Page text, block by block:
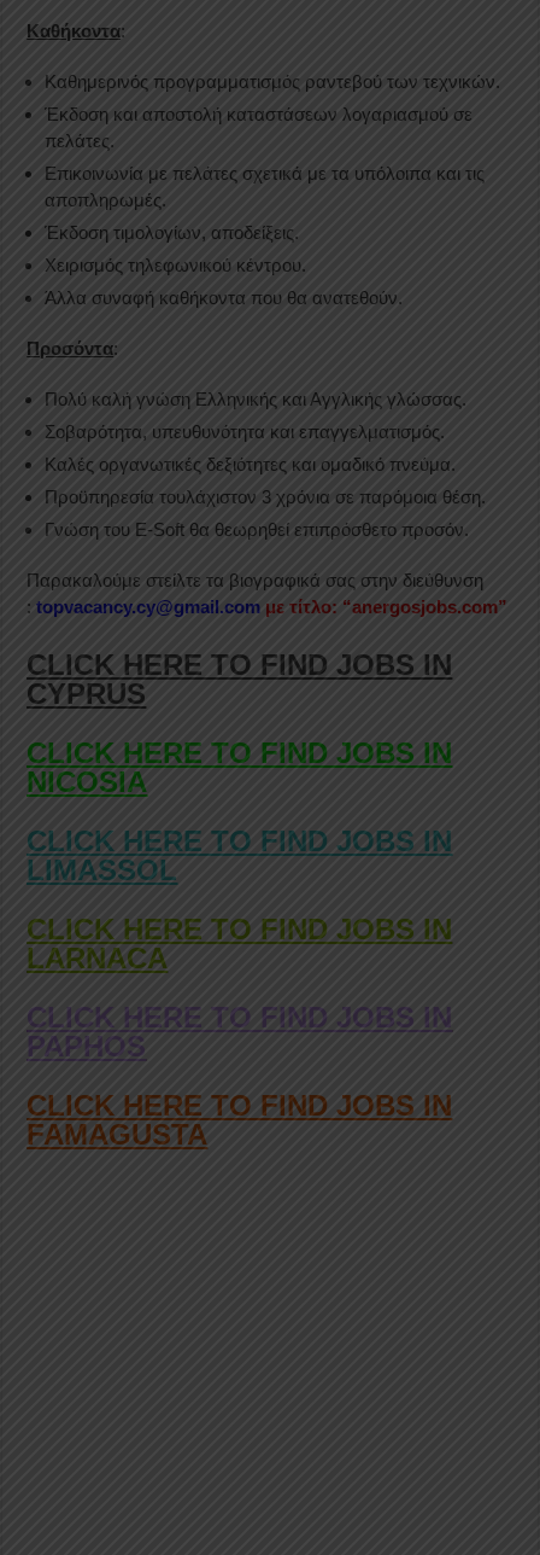
Καθήκοντα:
Καθημερινός προγραμματισμός ραντεβού των τεχνικών.
Έκδοση και αποστολή καταστάσεων λογαριασμού σε
πελάτες.
Επικοινωνία με πελάτες σχετικά με τα υπόλοιπα και τις
αποπληρωμές.
Έκδοση τιμολογίων, αποδείξεις.
Χειρισμός τηλεφωνικού κέντρου.
Άλλα συναφή καθήκοντα που θα ανατεθούν.
Προσόντα:
Πολύ καλή γνώση Ελληνικής και Αγγλικής γλώσσας.
Σοβαρότητα, υπευθυνότητα και επαγγελματισμός.
Καλές οργανωτικές δεξιότητες και ομαδικό πνεύμα.
Προϋπηρεσία τουλάχιστον 3 χρόνια σε παρόμοια θέση.
Γνώση του E-Soft θα θεωρηθεί επιπρόσθετο προσόν.
Παρακαλούμε στείλτε τα βιογραφικά σας στην διεύθυνση
:topvacancy.cy@gmail.com με τίτλο: “anergosjobs.com”
CLICK HERE TO FIND JOBS IN
CYPRUS
CLICK HERE TO FIND JOBS IN
NICOSIA
CLICK HERE TO FIND JOBS IN
LIMASSOL
CLICK HERE TO FIND JOBS IN
LARNACA
CLICK HERE TO FIND JOBS IN
PAPHOS
CLICK HERE TO FIND JOBS IN
FAMAGUSTA